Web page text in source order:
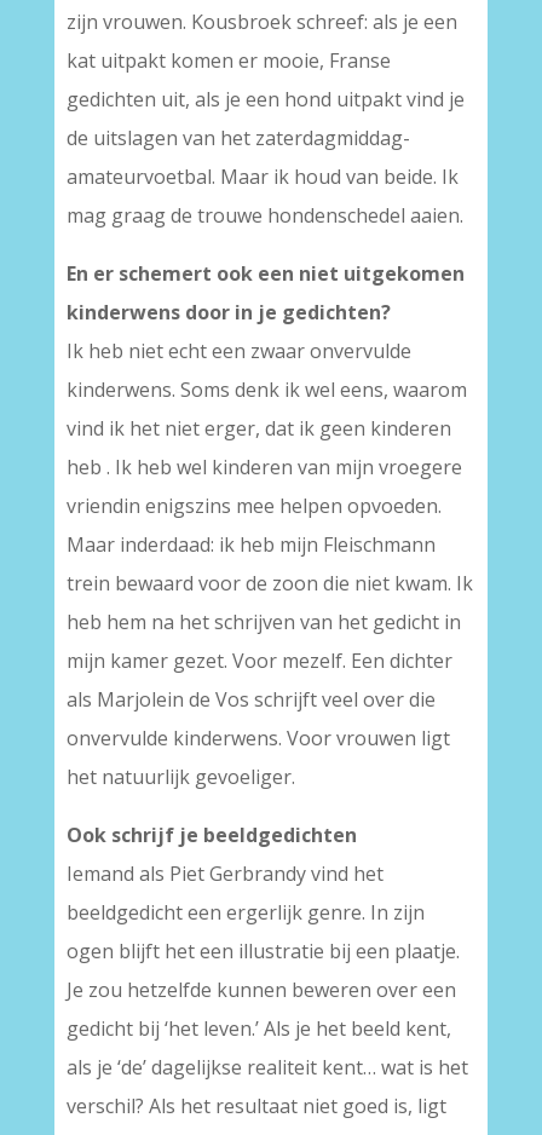
zijn vrouwen. Kousbroek schreef: als je een
kat uitpakt komen er mooie, Franse
gedichten uit, als je een hond uitpakt vind je
de uitslagen van het zaterdagmiddag-
amateurvoetbal. Maar ik houd van beide. Ik
mag graag de trouwe hondenschedel aaien.
En er schemert ook een niet uitgekomen
kinderwens door in je gedichten?
Ik heb niet echt een zwaar onvervulde
kinderwens. Soms denk ik wel eens, waarom
vind ik het niet erger, dat ik geen kinderen
heb . Ik heb wel kinderen van mijn vroegere
vriendin enigszins mee helpen opvoeden.
Maar inderdaad: ik heb mijn Fleischmann
trein bewaard voor de zoon die niet kwam. Ik
heb hem na het schrijven van het gedicht in
mijn kamer gezet. Voor mezelf. Een dichter
als Marjolein de Vos schrijft veel over die
onvervulde kinderwens. Voor vrouwen ligt
het natuurlijk gevoeliger.
Ook schrijf je beeldgedichten
Iemand als Piet Gerbrandy vind het
beeldgedicht een ergerlijk genre. In zijn
ogen blijft het een illustratie bij een plaatje.
Je zou hetzelfde kunnen beweren over een
gedicht bij ‘het leven.’ Als je het beeld kent,
als je ‘de’ dagelijkse realiteit kent… wat is het
verschil? Als het resultaat niet goed is, ligt